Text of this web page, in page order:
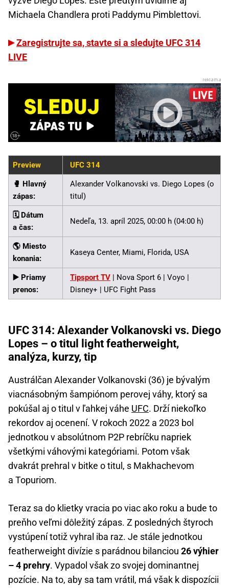
Michaela Chandlera proti Paddymu Pimblettovi.
Zaregistrujte sa, stavte si a sledujte UFC 314
LIVE
Preview UFC 314
🥊️ Hlavný
zápas:
Alexander Volkanovski vs. Diego Lopes (o
titul)
🗓️ Dátum
a čas:
Nedeľa, 13. apríl 2025, 00:00 h (04:00 h)
🌎 Miesto
konania:
Kaseya Center, Miami, Florida, USA
▶️ Priamy
prenos:
Tipsport TV | Nova Sport 6 | Voyo |
Disney+ | UFC Fight Pass
UFC 314: Alexander Volkanovski vs. Diego
Lopes – o titul light featherweight,
analýza, kurzy, tip
Austrálčan Alexander Volkanovski (36) je bývalým
viacnásobným šampiónom perovej váhy, ktorý sa
pokúšal aj o titul v ľahkej váhe UFC. Drží niekoľko
rekordov aj ocenení. V rokoch 2022 a 2023 bol
jednotkou v absolútnom P2P rebríčku napriek
všetkými váhovými kategóriami. Potom však
dvakrát prehral v bitke o titul, s Makhachevom
a Topuriom.
Teraz sa do klietky vracia po viac ako roku a bude to
preňho veľmi dôležitý zápas. Z posledných štyroch
vystúpení totiž vyhral iba raz. Je stále jednotkou
featherweight divízie s parádnou bilanciou 26 výhier
– 4 prehry. Vypadol však zo svojej dominantnej
pozície. Na to, aby sa tam vrátil, má však k dispozícii